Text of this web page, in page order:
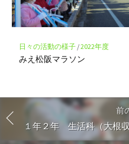
日々の活動の様子/2022年度
みえ松阪マラソン
前
１年２年 生活科（大根